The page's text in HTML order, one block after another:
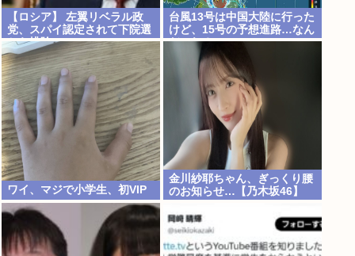
【ロシア】 左翼リベラル政
党、スパイ認定されて下院選
から排除
台風13号は中国大陸に行った
けど、15号の予想進路…なん
だこれ？
ワイ、マジで小学生、初VIP
金川紗耶ちゃん、ぎっくり腰
のお知らせ…【乃木坂46】